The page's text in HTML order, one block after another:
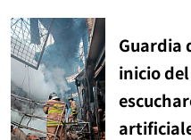
Guardia
inicio